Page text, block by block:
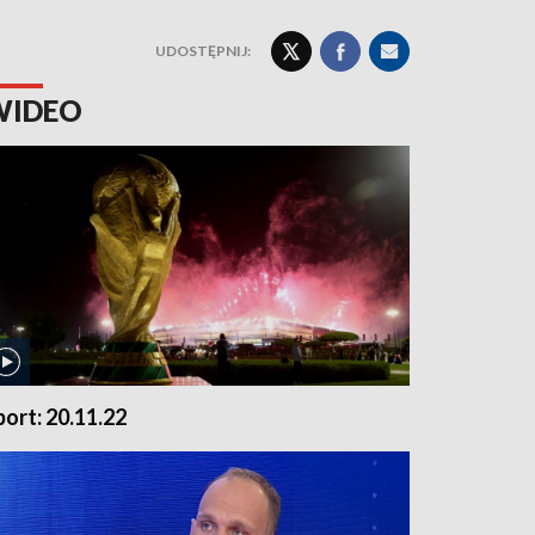
UDOSTĘPNIJ:
20.11.22